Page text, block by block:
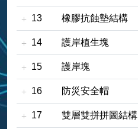
13 橡膠抗蝕墊結構
14 護岸植生塊
15 護岸塊
16 防災安全帽
17 雙層雙拼拼圖結構